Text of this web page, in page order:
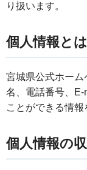
り扱います。
個人情報とは
宮城県公式ホー
名、電話番号、
ことができる情報
個人情報の